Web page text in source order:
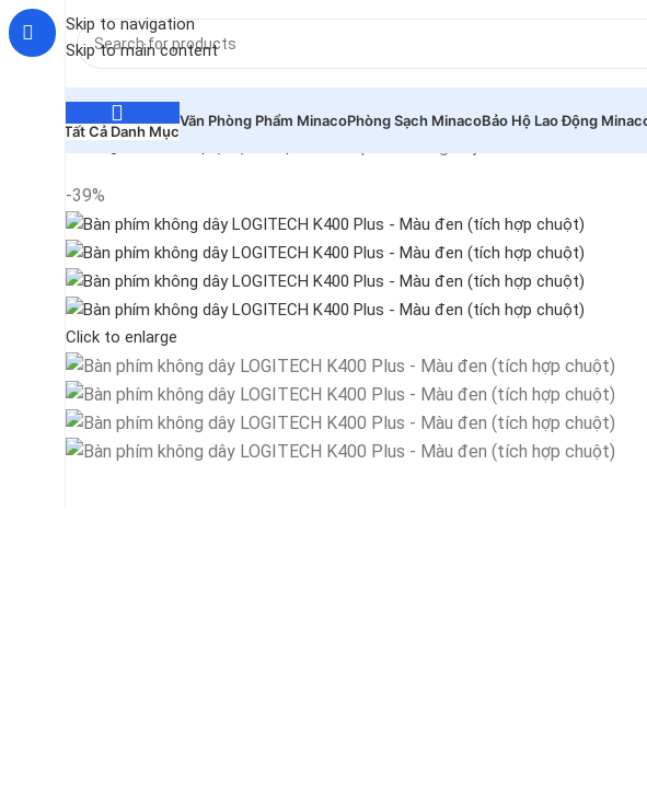
Skip to navigation
Skip to main content
Tất Cả Danh Mục
Văn Phòng Phẩm MinacoPhòng Sạch MinacoBảo Hộ Lao Động
Trang chủ Deskop (PC)
-39%
Click to enlarge